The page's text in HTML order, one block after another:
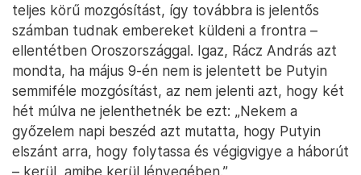
teljes körű mozgósítást, így továbbra is jelentős
számban tudnak embereket küldeni a frontra –
ellentétben Oroszországgal. Igaz, Rácz András azt
mondta, ha május 9-én nem is jelentett be Putyin
semmiféle mozgósítást, az nem jelenti azt, hogy két
hét múlva ne jelenthetnék be ezt: „Nekem a
győzelem napi beszéd azt mutatta, hogy Putyin
elszánt arra, hogy folytassa és végigvigye a háborút
– kerül, amibe kerül lényegében.”